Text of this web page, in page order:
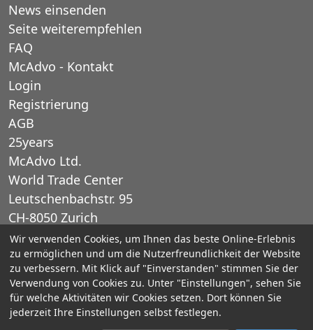
News einsenden
Seite weiterempfehlen
FAQ
McAdvo - Kontakt
Login
Registrierung
AGB
25years
McAdvo Ltd.
World Trade Center
Leutschenbachstr. 95
CH-8050 Zurich
Schweiz
E-Mail: office@mcadvo.com
© 2005-2025 McAdvo Ltd.
Wir verwenden Cookies, um Ihnen das beste Online-Erlebnis
zu ermöglichen und um die Nutzerfreundlichkeit der Website
zu verbessern. Mit Klick auf "Einverstanden" stimmen Sie der
Verwendung von Cookies zu. Unter "Einstellungen", sehen Sie
für welche Aktivitäten wir Cookies setzen. Dort können Sie
jederzeit Ihre Einstellungen selbst festlegen.